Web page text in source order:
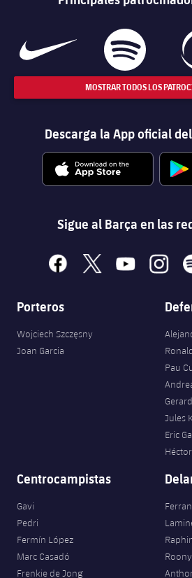
MOSTRAR TODOS LOS
Descarga la App oficial
Sigue al Barça en las
facebookx youtubeinstagram
Porteros
Wojciech Szczęsny
Joan Garcia
Pau
Jules
Eric
Centrocampistas
Gavi
Pedri
Fermín López
Marc Casadó
Frenkie de Jong